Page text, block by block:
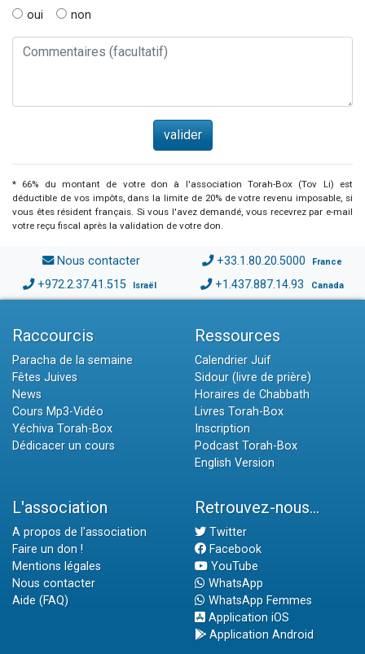
oui
non
* 66% du montant de votre don à l'association Torah-Box (Tov Li) est
déductible de vos impôts, dans la limite de 20% de votre revenu imposable, si
vous êtes résident français. Si vous l'avez demandé, vous recevrez par e-mail
votre reçu fiscal après la validation de votre don.
Nous contacter +33.1.80.20.5000 France
+972.2.37.41.515 Israël +1.437.887.14.93 Canada
Raccourcis
Paracha de la semaine
Fêtes Juives
News
Cours Mp3-Vidéo
Yéchiva Torah-Box
Dédicacer un cours
Ressources
Calendrier Juif
Sidour (livre de prière)
Horaires de Chabbath
Livres Torah-Box
Inscription
Podcast Torah-Box
English Version
L'association
A propos de l'association
Faire un don !
Mentions légales
Nous contacter
Aide (FAQ)
Retrouvez-nous...
Twitter
Facebook
YouTube
WhatsApp
WhatsApp Femmes
Application iOS
Application Android